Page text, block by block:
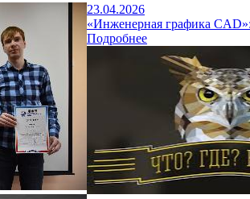
23.04.2026
«Инженерная графика
Подробнее